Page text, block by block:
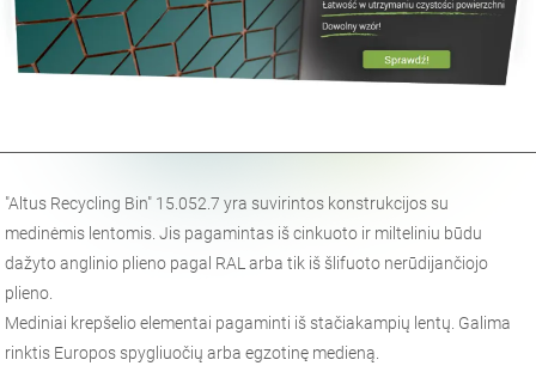
"Altus Recycling Bin" 15.052.7 yra suvirintos konstrukcijos su
medinėmis lentomis. Jis pagamintas iš cinkuoto ir milteliniu būdu
dažyto anglinio plieno pagal RAL arba tik iš šlifuoto nerūdijančiojo
plieno.
Mediniai krepšelio elementai pagaminti iš stačiakampių lentų. Galima
rinktis Europos spygliuočių arba egzotinę medieną.